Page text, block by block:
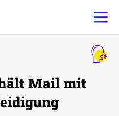
Mail mit